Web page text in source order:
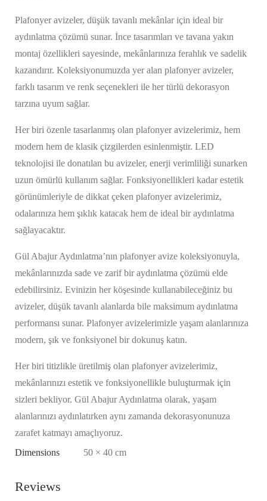
Plafonyer avizeler, düşük tavanlı mekânlar için ideal bir
aydınlatma çözümü sunar. İnce tasarımları ve tavana yakın
montaj özellikleri sayesinde, mekânlarınıza ferahlık ve sadelik
kazandırır. Koleksiyonumuzda yer alan plafonyer avizeler,
farklı tasarım ve renk seçenekleri ile her türlü dekorasyon
tarzına uyum sağlar.
Her biri özenle tasarlanmış olan plafonyer avizelerimiz, hem
modern hem de klasik çizgilerden esinlenmiştir. LED
teknolojisi ile donatılan bu avizeler, enerji verimliliği sunarken
uzun ömürlü kullanım sağlar. Fonksiyonellikleri kadar estetik
görünümleriyle de dikkat çeken plafonyer avizelerimiz,
odalarınıza hem şıklık katacak hem de ideal bir aydınlatma
sağlayacaktır.
Gül Abajur Aydınlatma’nın plafonyer avize koleksiyonuyla,
mekânlarınızda sade ve zarif bir aydınlatma çözümü elde
edebilirsiniz. Evinizin her köşesinde kullanabileceğiniz bu
avizeler, düşük tavanlı alanlarda bile maksimum aydınlatma
performansı sunar. Plafonyer avizelerimizle yaşam alanlarınıza
modern, şık ve fonksiyonel bir dokunuş katın.
Her biri titizlikle üretilmiş olan plafonyer avizelerimiz,
mekânlarınızı estetik ve fonksiyonellikle buluşturmak için
sizleri bekliyor. Gül Abajur Aydınlatma olarak, yaşam
alanlarınızı aydınlatırken aynı zamanda dekorasyonunuza
zarafet katmayı amaçlıyoruz.
Dimensions
50 × 40 cm
Reviews